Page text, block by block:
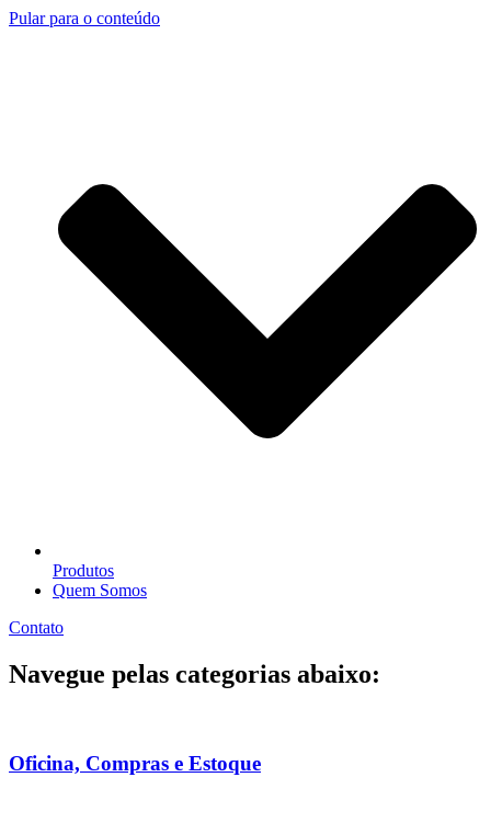
Pular para o conteúdo
Produtos
Quem Somos
Contato
Navegue pelas categorias abaixo:
Oficina, Compras e Estoque